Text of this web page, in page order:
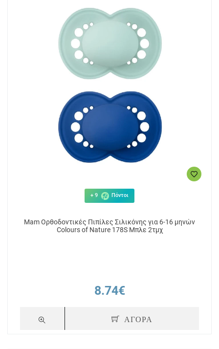
+ 9 Πόντοι
Mam Ορθοδοντικές Πιπίλες Σιλικόνης για 6-16 μηνών
Colours of Nature 178S Μπλε 2τμχ
8.74€
ΑΓΟΡΑ